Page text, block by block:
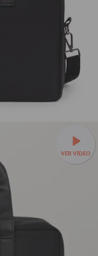
VER VÍDEO
Nome
você —
Bolsa Joy a
interna para cada